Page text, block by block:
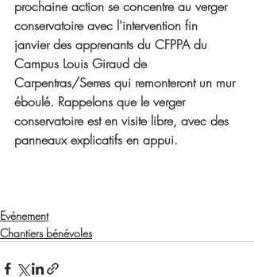
prochaine action se concentre au verger
conservatoire avec l'intervention fin
janvier des apprenants du CFPPA du
Campus Louis Giraud de
Carpentras/Serres qui remonteront un mur
éboulé. Rappelons que le verger
conservatoire est en visite libre, avec des
panneaux explicatifs en appui.
Evénement
Chantiers bénévoles